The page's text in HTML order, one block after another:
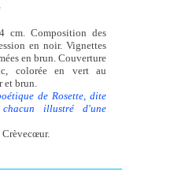
cm. Composition des
en noir. Vignettes
en brun. Couverture
colorée en vert au
brun.
de Rosette, dite
illustré d'une